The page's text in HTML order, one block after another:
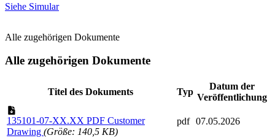
Siehe Simular
Alle zugehörigen Dokumente
Alle zugehörigen Dokumente
Titel des Dokuments Typ
Datum der
Veröffentlichung
135101-07-XX.XX PDF Customer
Drawing (Größe: 140,5 KB)
pdf 07.05.2026